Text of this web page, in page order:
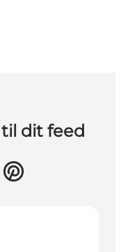
dit feed